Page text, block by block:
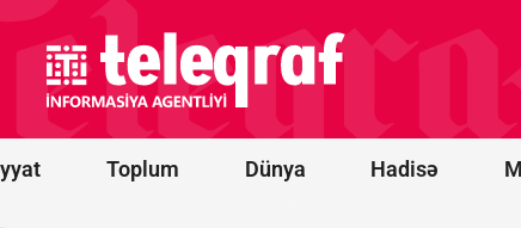
Toplum Dünya Hadisə
Səbaildə obyekt yanır,
vətəndaşlar təxliyə edilib
-
YENİLƏNDİ/FOTO/VİDEO